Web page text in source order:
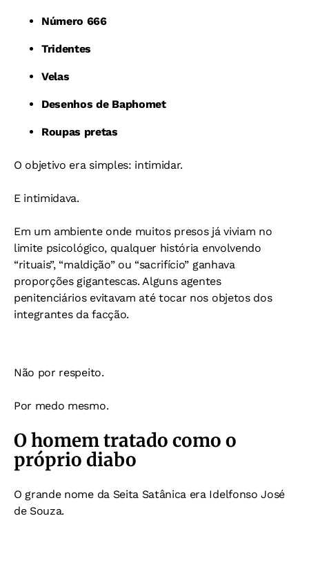
Número 666
Tridentes
Velas
Desenhos de Baphomet
Roupas pretas
O objetivo era simples: intimidar.
E intimidava.
Em um ambiente onde muitos presos já viviam no
limite psicológico, qualquer história envolvendo
“rituais”, “maldição” ou “sacrifício” ganhava
proporções gigantescas. Alguns agentes
penitenciários evitavam até tocar nos objetos dos
integrantes da facção.
Não por respeito.
Por medo mesmo.
O homem tratado como o
próprio diabo
O grande nome da Seita Satânica era Idelfonso José
de Souza.